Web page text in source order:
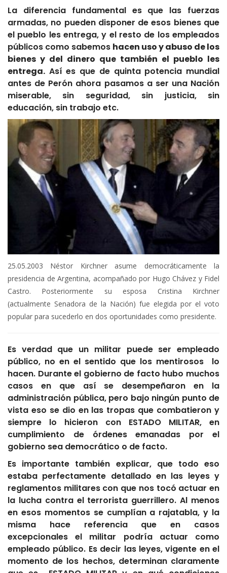
La diferencia fundamental es que las fuerzas
armadas, no pueden disponer de esos bienes que
el pueblo les entrega, y el resto de los empleados
públicos como sabemos hacen uso y abuso de los
bienes y del dinero que también el pueblo les
entrega. Así es que de quinta potencia mundial
antes de Perón ahora pasamos a ser una Nación
miserable, sin seguridad, sin justicia, sin
educación, sin trabajo etc.
25.05.2003 Néstor Kirchner asume democráticamente la
presidencia de Argentina, acompañado por Hugo Chávez y Fidel
Castro. Posteriormente su esposa Cristina Kirchner
(actualmente Senadora de la Nación) fue elegida por el voto
popular para sucederlo en dos oportunidades como presidente.
Es verdad que un militar puede ser empleado
público, no en el sentido que los mentirosos lo
hacen. Durante el gobierno de facto hubo muchos
casos en que así se desempeñaron en la
administración pública, pero bajo ningún punto de
vista eso se dio en las tropas que combatieron y
siempre lo hicieron con ESTADO MILITAR, en
cumplimiento de órdenes emanadas por el
gobierno sea democrático o de facto.
Es importante también explicar, que todo eso
estaba perfectamente detallado en las leyes y
reglamentos militares con que nos tocó actuar en
la lucha contra el terrorista guerrillero. Al menos
en esos momentos se cumplían a rajatabla, y la
misma hace referencia que en casos
excepcionales el militar podría actuar como
empleado público. Es decir las leyes, vigente en el
momento de los hechos, determinan claramente